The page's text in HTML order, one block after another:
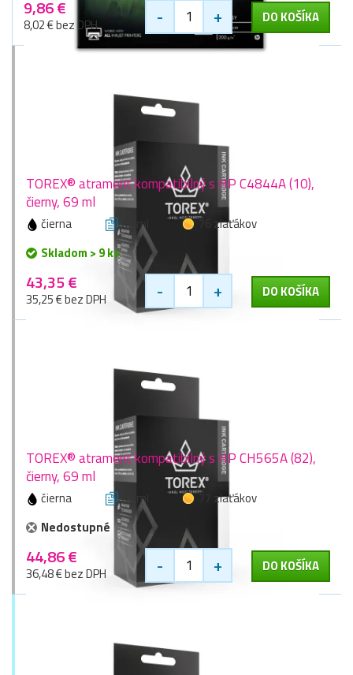
9,86 €
8,02 € bez DPH - + DO KOŠÍKA
TOREX® atrament kompatibilný s HP C4844A (10),
čierny, 69 ml
čierna 69 ml
76 zlaťákov
Skladom > 9 ks
43,35 €
35,25 € bez DPH - + DO KOŠÍKA
TOREX® atrament kompatibilný s HP CH565A (82),
čierny, 69 ml
čierna 69 ml
77 zlaťákov
Nedostupné
44,86 €
36,48 € bez DPH - + DO KOŠÍKA